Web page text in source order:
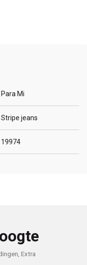
Para Mi
Stripe jeans
19974
Extra